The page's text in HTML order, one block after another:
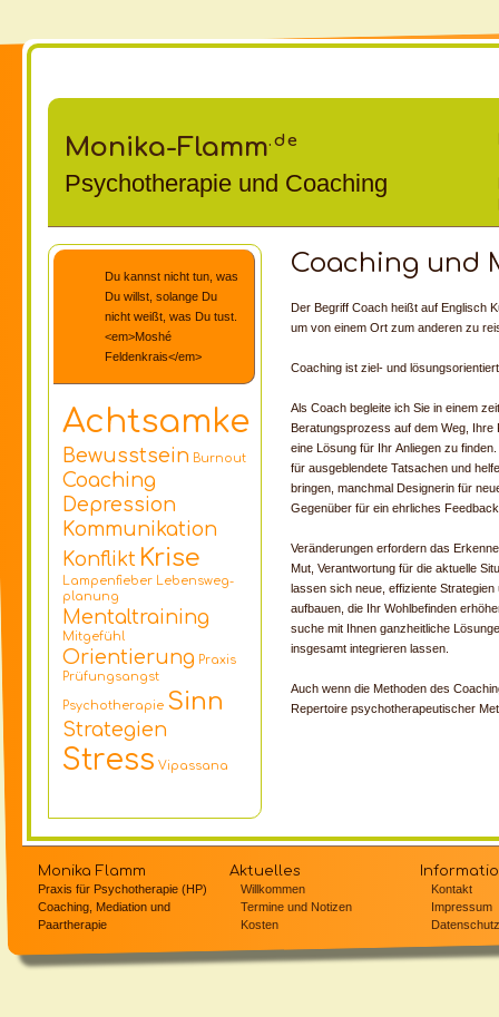
Monika-Flamm.de
Psychotherapie und Coaching
Du kannst nicht tun, was
Du willst, solange Du
nicht weißt, was Du tust.
<em>Moshé
Feldenkrais</em>
Achtsamkeit
Bewusstsein Burnout
Coaching
Depression
Kommuni­kation
Konflikt Krise
Lampenfieber
Lebensweg­­
planung
Mentaltraining
Mitgefühl
Orientierung Praxis
Prüfungsangst
Psychotherapie Sinn
Strategien
Stress Vipassana
Coaching und
Der Begriff Coach heißt auf Englisch
um von einem Ort zum anderen zu
Coaching ist ziel- und
Als Coach begleite ich Sie in einem
Beratungsprozess auf dem Weg, Ihre
eine Lösung für Ihr Anliegen zu
für ausgeblendete Tatsachen und
bringen, manchmal Designerin für
Gegenüber für ein ehrliches
Veränderungen erfordern das
Mut, Verantwortung für die aktuelle
lassen sich neue, effiziente Strategien
aufbauen, die Ihr Wohlbefinden
suche mit Ihnen ganzheitliche
insgesamt integrieren lassen.
Auch wenn die Methoden des
Repertoire psychotherapeutischer
Monika Flamm
Praxis für Psychotherapie (HP)
Coaching, Mediation und
Paartherapie
Aktuelles
Willkommen
Termine und Notizen
Kosten
Kontakt
Impressum
Datenschutz